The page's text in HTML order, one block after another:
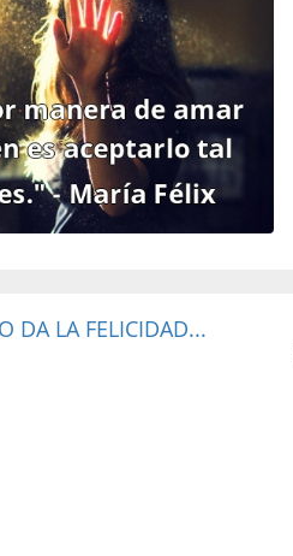
DA LA FELICIDAD...